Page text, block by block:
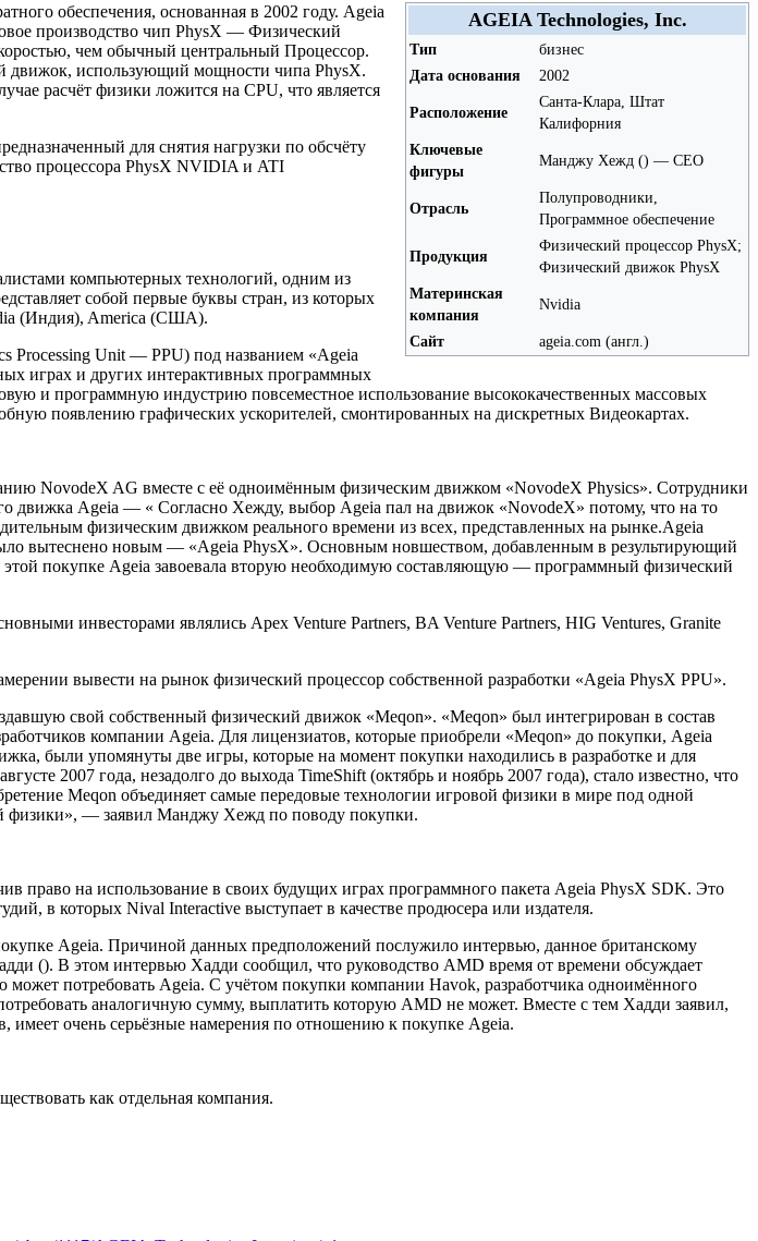
AGEIA Technologies, Inc.
Тип
бизнес
Дата основания
2002
Расположение
Санта-Клара, Штат
Калифорния
Ключевые
фигуры
Манджу Хежд () — CEO
Отрасль
Полупроводники,
Программное обеспечение
Продукция
Физический процессор PhysX;
Физический движок PhysX
Материнская
компания
Nvidia
Сайт ageia.com (англ.)
обеспечения, основанная в 2002 году. Ageia
производство чип PhysX — Физический
чем обычный центральный Процессор.
движок, использующий мощности чипа PhysX.
расчёт физики ложится на CPU, что является
для снятия нагрузки по обсчёту
процессора PhysX NVIDIA и ATI
компьютерных технологий, одним из
собой первые буквы стран, из которых
(Индия), America (США).
Processing Unit — PPU) под названием «Ageia
играх и других интерактивных программных
и программную индустрию повсеместное использование высококачественных массовых
появлению графических ускорителей, смонтированных на дискретных Видеокартах.
NovodeX AG вместе с её одноимённым физическим движком «NovodeX Physics». Сотрудники
движка Ageia — « Согласно Хежду, выбор Ageia пал на движок «NovodeX» потому, что на то
физическим движком реального времени из всех, представленных на рынке.Ageia
вытеснено новым — «Ageia PhysX». Основным новшеством, добавленным в результирующий
покупке Ageia завоевала вторую необходимую составляющую — программный физический
инвесторами являлись Apex Venture Partners, BA Venture Partners, HIG Ventures, Granite
вывести на рынок физический процессор собственной разработки «Ageia PhysX PPU».
свой собственный физический движок «Meqon». «Meqon» был интегрирован в состав
компании Ageia. Для лицензиатов, которые приобрели «Meqon» до покупки, Ageia
были упомянуты две игры, которые на момент покупки находились в разработке и для
2007 года, незадолго до выхода TimeShift (октябрь и ноябрь 2007 года), стало известно, что
Meqon объединяет самые передовые технологии игровой физики в мире под одной
физики», — заявил Манджу Хежд по поводу покупки.
право на использование в своих будущих играх программного пакета Ageia PhysX SDK. Это
в которых Nival Interactive выступает в качестве продюсера или издателя.
Ageia. Причиной данных предположений послужило интервью, данное британскому
(). В этом интервью Хадди сообщил, что руководство AMD время от времени обсуждает
потребовать Ageia. С учётом покупки компании Havok, разработчика одноимённого
аналогичную сумму, выплатить которую AMD не может. Вместе с тем Хадди заявил,
имеет очень серьёзные намерения по отношению к покупке Ageia.
как отдельная компания.